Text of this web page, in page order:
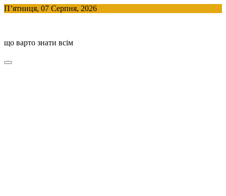
Skip
П’ятниця, 07 Серпня, 2026
що варто знати всім